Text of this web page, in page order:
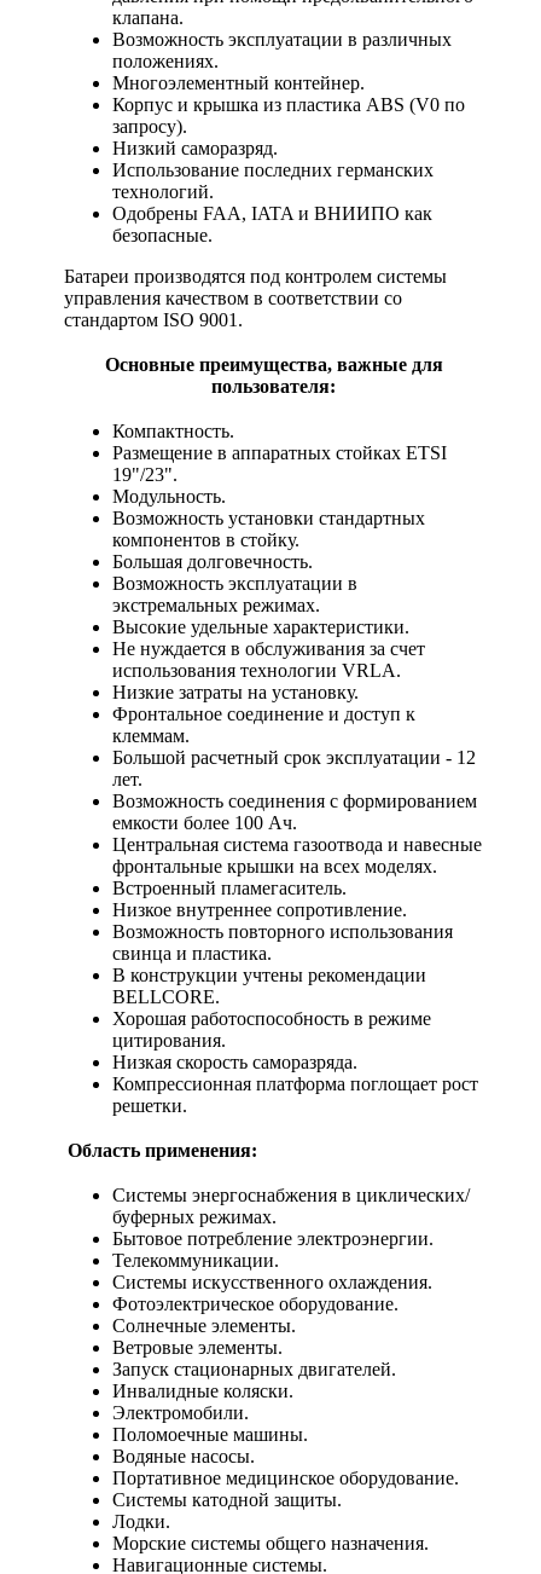
клапана.
Возможность эксплуатации в различных
положениях.
Многоэлементный контейнер.
Корпус и крышка из пластика ABS (V0 по
запросу).
Низкий саморазряд.
Использование последних германских
технологий.
Одобрены FAA, IATA и ВНИИПО как
безопасные.
Батареи производятся под контролем системы
управления качеством в соответствии со
стандартом ISO 9001.
Основные преимущества, важные для
пользователя:
Компактность.
Размещение в аппаратных стойках ETSI
19"/23".
Модульность.
Возможность установки стандартных
компонентов в стойку.
Большая долговечность.
Возможность эксплуатации в
экстремальных режимах.
Высокие удельные характеристики.
Не нуждается в обслуживания за счет
использования технологии VRLA.
Низкие затраты на установку.
Фронтальное соединение и доступ к
клеммам.
Большой расчетный срок эксплуатации - 12
лет.
Возможность соединения с формированием
емкости более 100 Ач.
Центральная система газоотвода и навесные
фронтальные крышки на всех моделях.
Встроенный пламегаситель.
Низкое внутреннее сопротивление.
Возможность повторного использования
свинца и пластика.
В конструкции учтены рекомендации
BELLCORE.
Хорошая работоспособность в режиме
цитирования.
Низкая скорость саморазряда.
Компрессионная платформа поглощает рост
решетки.
Область применения:
Системы энергоснабжения в циклических/
буферных режимах.
Бытовое потребление электроэнергии.
Телекоммуникации.
Системы искусственного охлаждения.
Фотоэлектрическое оборудование.
Солнечные элементы.
Ветровые элементы.
Запуск стационарных двигателей.
Инвалидные коляски.
Электромобили.
Поломоечные машины.
Водяные насосы.
Портативное медицинское оборудование.
Системы катодной защиты.
Лодки.
Морские системы общего назначения.
Навигационные системы.